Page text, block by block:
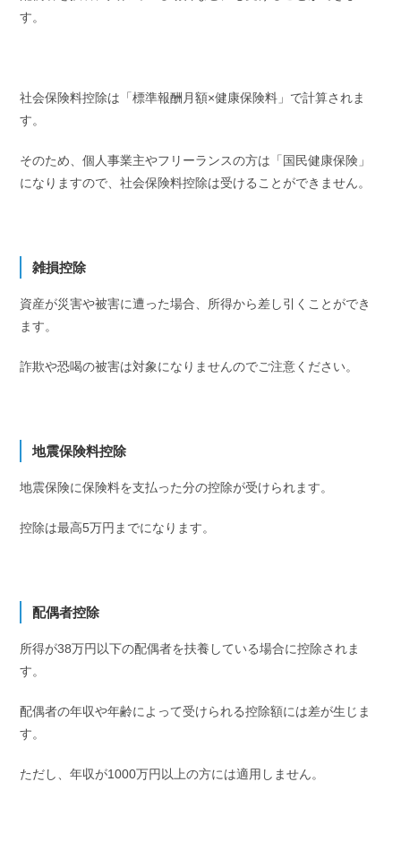
す。
社会保険料控除は「標準報酬月額×健康保険料」で計算されま
す。
そのため、個人事業主やフリーランスの方は「国民健康保険」
になりますので、社会保険料控除は受けることができません。
雑損控除
資産が災害や被害に遭った場合、所得から差し引くことができ
ます。
詐欺や恐喝の被害は対象になりませんのでご注意ください。
地震保険料控除
地震保険に保険料を支払った分の控除が受けられます。
控除は最高5万円までになります。
配偶者控除
所得が38万円以下の配偶者を扶養している場合に控除されま
す。
配偶者の年収や年齢によって受けられる控除額には差が生じま
す。
ただし、年収が1000万円以上の方には適用しません。